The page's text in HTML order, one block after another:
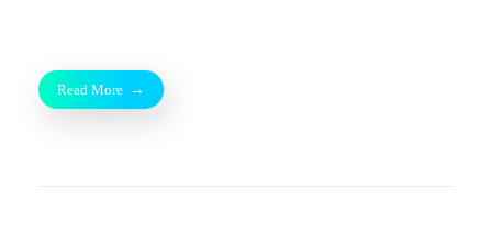
Read More